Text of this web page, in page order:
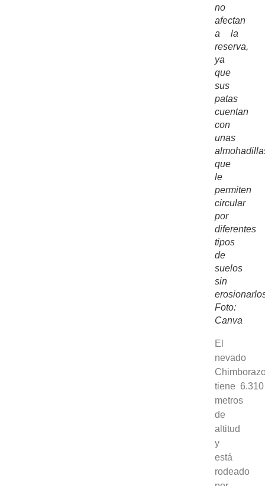
no
afectan
a la
reserva,
ya
que
sus
patas
cuentan
con
unas
que
le
permiten
circular
por
diferentes
tipos
de
suelos
sin
Foto:
Canva
El
nevado
tiene 6.310
metros
de
altitud
y
está
rodeado